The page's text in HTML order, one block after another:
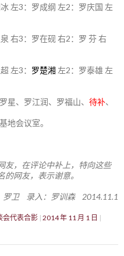
左3：罗成纲 左2：罗庆国 左
右3：罗在砚 右2：罗 芬 右
左3： 罗楚湘 左2：罗泰雄 左
罗星、罗江润、罗福山、 待补、
地会议室。
友，在评论中补上，特向这些
的网友，表示谢意。
罗卫 录入：罗训森 2014.11.1
会代表合影 2014 年 11 月 1 日